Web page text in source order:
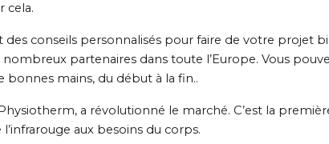
cela.
conseils personnalisés pour faire de votre projet
partenaires dans toute l’Europe. Vous
bonnes mains, du début à la fin..
a révolutionné le marché. C’est la
aux besoins du corps.